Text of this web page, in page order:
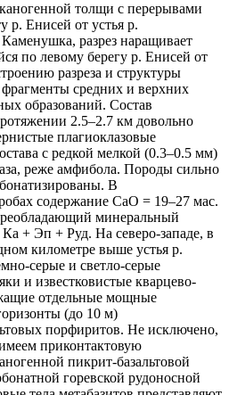
толщи с перерывами
р. Енисей от устья р.
разрез наращивает
по левому берегу р. Енисей от
разреза и структуры
средних и верхних
образований. Состав
2.5–2.7 км довольно
плагиоклазовые
с редкой мелкой (0.3–0.5 мм)
реже амфибола. Породы сильно
В
содержание CaO = 19–27 мас.
минеральный
+ Эп + Руд. На северо-западе, в
километре выше устья р.
серые и светло-серые
и известковистые кварцево-
отдельные мощные
(до 10 м)
порфиритов. Не исключено,
приконтактовую
пикрит-базальтовой
горевской рудоносной